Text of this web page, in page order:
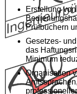
Erstellung
Prüfbüchern
Gesetzes-
das
Minimum
Organisation